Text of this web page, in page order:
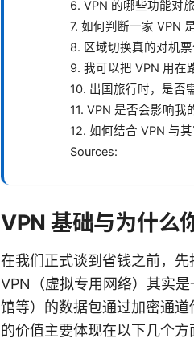
6. VPN 的哪些功能对
7. 如何判断一家 VPN
8. 区域切换真的对机票
9. 我可以把 VPN 用在
10. 出国旅行时，是否
11. VPN 是否会影响我
12. 如何结合 VPN 与
Sources:
VPN 基础与为什么
在我们正式谈到省钱之前，先
VPN（虚拟专用网络）其实
馆等）的数据包通过加密通
的价值主要体现在以下几个方